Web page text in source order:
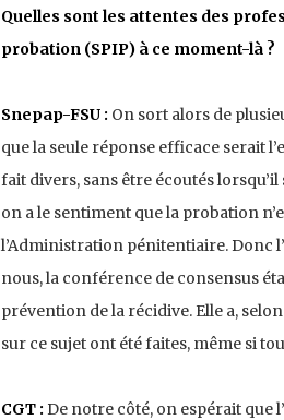
Quelles sont les attentes des
probation (SPIP) à ce moment-là ?
Snepap-FSU : On sort alors de
que la seule réponse efficace serait
fait divers, sans être écoutés
on a le sentiment que la probation
l’Administration pénitentiaire. Donc
nous, la conférence de consensus
prévention de la récidive. Elle a,
sur ce sujet ont été faites, même si
CGT : De notre côté, on espérait